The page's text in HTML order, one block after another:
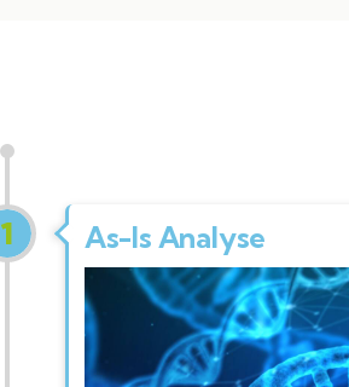
1 As-Is Analyse